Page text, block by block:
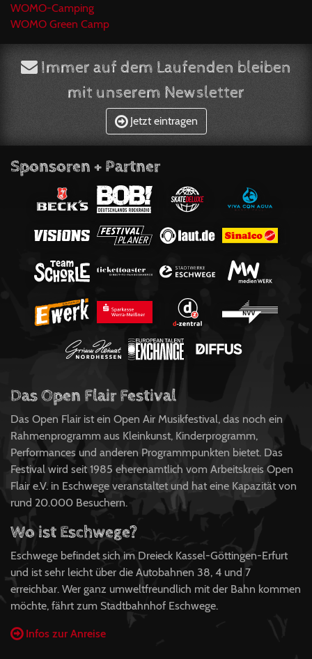
WOMO-Camping
WOMO Green Camp
Immer auf dem Laufenden bleiben
mit unserem Newsletter
Jetzt eintragen
Sponsoren + Partner
Das Open Flair Festival
Das Open Flair ist ein Open Air Musikfestival, das noch ein
Rahmenprogramm aus Kleinkunst, Kinderprogramm,
Performances und anderen Programmpunkten bietet. Das
Festival wird seit 1985 eherenamtlich vom Arbeitskreis Open
Flair e.V. in Eschwege veranstaltet und hat eine Kapazität von
rund 20.000 Besuchern.
Wo ist Eschwege?
Eschwege befindet sich im Dreieck Kassel-Göttingen-Erfurt
und ist sehr leicht über die Autobahnen 38, 4 und 7
erreichbar. Wer ganz umweltfreundlich mit der Bahn kommen
möchte, fährt zum Stadtbahnhof Eschwege.
Infos zur Anreise